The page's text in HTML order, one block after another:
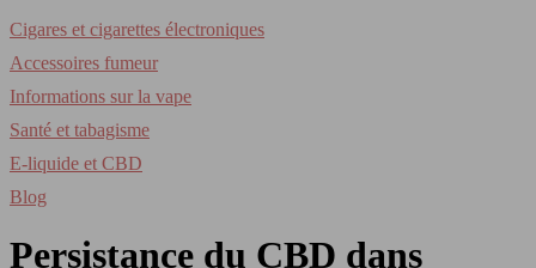
Cigares et cigarettes électroniques
Accessoires fumeur
Informations sur la vape
Santé et tabagisme
E-liquide et CBD
Blog
Persistance du CBD dans